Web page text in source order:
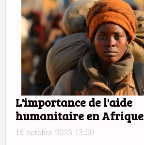
L'importance de l'aide
humanitaire en Afrique
16 octobre 2023 13:00